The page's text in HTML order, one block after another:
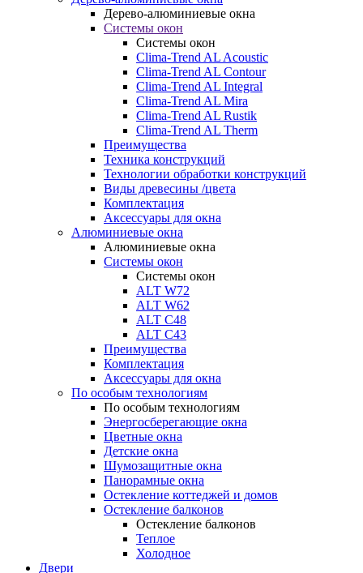
Дерево-алюминиевые окна
Системы окон
Системы окон
Clima-Trend AL Acoustic
Clima-Trend AL Contour
Clima-Trend AL Integral
Clima-Trend AL Mira
Clima-Trend AL Rustik
Clima-Trend AL Therm
Преимущества
Техника конструкций
Технологии обработки конструкций
Виды древесины /цвета
Комплектация
Аксессуары для окна
Алюминиевые окна
Алюминиевые окна
Системы окон
Системы окон
ALT W72
ALT W62
ALT С48
ALT С43
Преимущества
Комплектация
Аксессуары для окна
По особым технологиям
По особым технологиям
Энергосберегающие окна
Цветные окна
Детские окна
Шумозащитные окна
Панорамные окна
Остекление коттеджей и домов
Остекление балконов
Остекление балконов
Теплое
Холодное
Двери